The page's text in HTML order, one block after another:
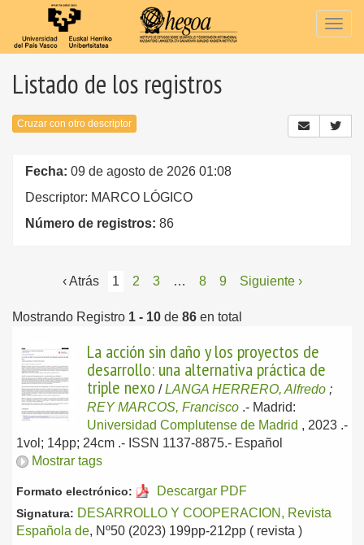
Listado de los registros
Cruzar con otro descriptor
Fecha: 09 de agosto de 2026 01:08
Descriptor: MARCO LÓGICO
Número de registros: 86
‹ Atrás 1 2 3 … 8 9 Siguiente ›
Mostrando Registro 1 - 10 de 86 en total
La acción sin daño y los proyectos de
desarrollo: una alternativa práctica de
triple nexo /LANGA HERRERO, Alfredo ;
REY MARCOS, Francisco .- Madrid:
Universidad Complutense de Madrid , 2023 .-
1vol; 14pp; 24cm .- ISSN 1137-8875.- Español
Mostrar tags
Formato electrónico: Descargar PDF
Signatura: DESARROLLO Y COOPERACION, Revista
Española de, Nº50 (2023) 199pp-212pp ( revista )